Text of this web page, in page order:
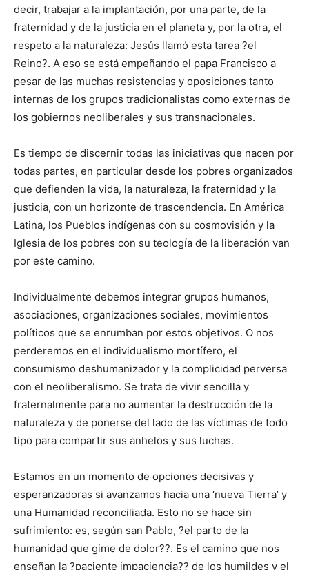
decir, trabajar a la implantación, por una parte, de la
fraternidad y de la justicia en el planeta y, por la otra, el
respeto a la naturaleza: Jesús llamó esta tarea ?el
Reino?. A eso se está empeñando el papa Francisco a
pesar de las muchas resistencias y oposiciones tanto
internas de los grupos tradicionalistas como externas de
los gobiernos neoliberales y sus transnacionales.
Es tiempo de discernir todas las iniciativas que nacen por
todas partes, en particular desde los pobres organizados
que defienden la vida, la naturaleza, la fraternidad y la
justicia, con un horizonte de trascendencia. En América
Latina, los Pueblos indígenas con su cosmovisión y la
Iglesia de los pobres con su teología de la liberación van
por este camino.
Individualmente debemos integrar grupos humanos,
asociaciones, organizaciones sociales, movimientos
políticos que se enrumban por estos objetivos. O nos
perderemos en el individualismo mortífero, el
consumismo deshumanizador y la complicidad perversa
con el neoliberalismo. Se trata de vivir sencilla y
fraternalmente para no aumentar la destrucción de la
naturaleza y de ponerse del lado de las víctimas de todo
tipo para compartir sus anhelos y sus luchas.
Estamos en un momento de opciones decisivas y
esperanzadoras si avanzamos hacia una ‘nueva Tierra’ y
una Humanidad reconciliada. Esto no se hace sin
sufrimiento: es, según san Pablo, ?el parto de la
humanidad que gime de dolor??. Es el camino que nos
enseñan la ?paciente impaciencia?? de los humildes y el